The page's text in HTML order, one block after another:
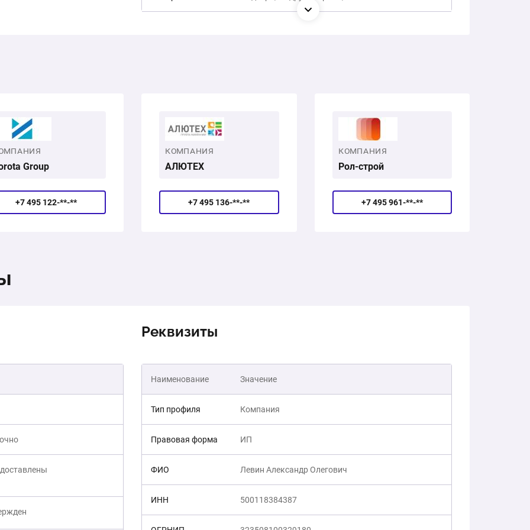
Group
+7 495 122-**-**
КОМПАНИЯ
АЛЮТЕХ
+7 495 136-**-**
КОМПАНИЯ
Рол-строй
+7 495 961-**-**
Реквизиты
Наименование Значение
Тип профиля Компания
Правовая форма ИП
ФИО Левин Александр Олегович
ИНН 500118384387